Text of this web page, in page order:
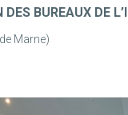
BUREAUX DE
Marne)